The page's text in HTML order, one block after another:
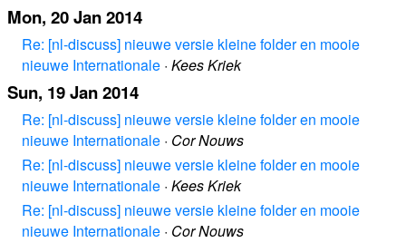
Mon, 20 Jan 2014
Re: [nl-discuss] nieuwe versie kleine folder en mooie
nieuwe Internationale · Kees Kriek
Sun, 19 Jan 2014
Re: [nl-discuss] nieuwe versie kleine folder en mooie
nieuwe Internationale · Cor Nouws
Re: [nl-discuss] nieuwe versie kleine folder en mooie
nieuwe Internationale · Kees Kriek
Re: [nl-discuss] nieuwe versie kleine folder en mooie
nieuwe Internationale · Cor Nouws